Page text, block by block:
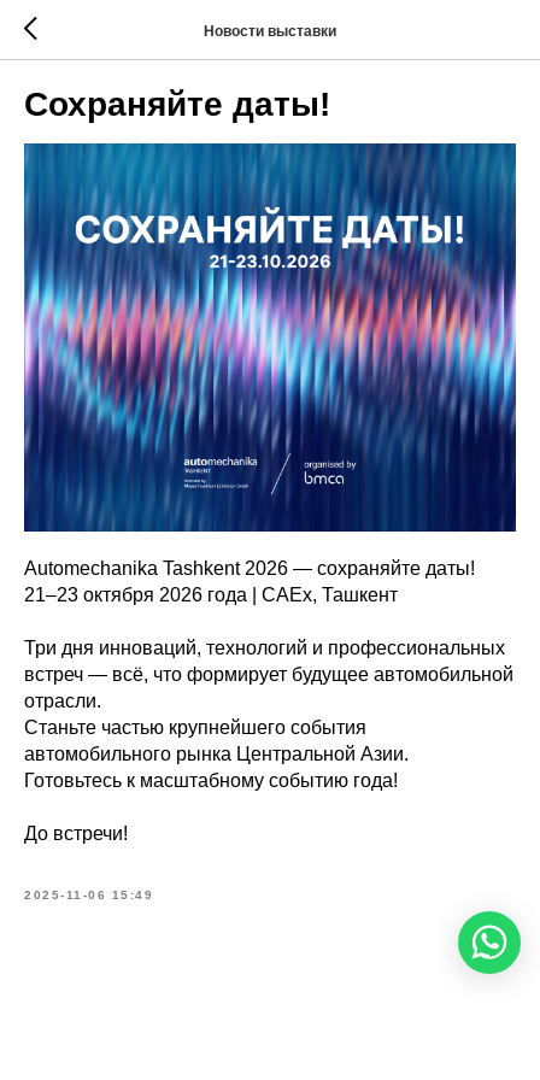
Новости выставки
Сохраняйте даты!
Automechanika Tashkent 2026 — сохраняйте даты!
21–23 октября 2026 года | CAEx, Ташкент
Три дня инноваций, технологий и профессиональных
встреч — всё, что формирует будущее автомобильной
отрасли.
Станьте частью крупнейшего события
автомобильного рынка Центральной Азии.
Готовьтесь к масштабному событию года!
До встречи!
2025-11-06 15:49